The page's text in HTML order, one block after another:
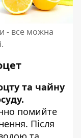
- все можна
та чайну
помийте
Після